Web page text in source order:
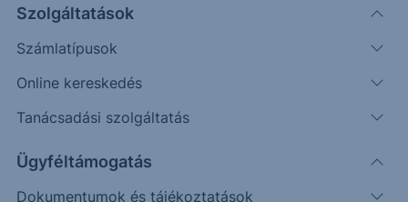
Szolgáltatások
Számlatípusok
Online kereskedés
Tanácsadási szolgáltatás
Ügyféltámogatás
Dokumentumok és tájékoztatások
Fresenius
Visszahívási korlát / Kupon korlát
80%
100%
120%